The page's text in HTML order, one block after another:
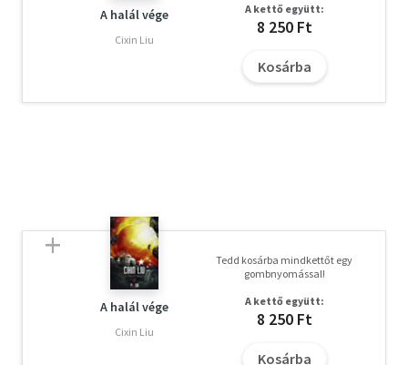
A halál vége
Cixin Liu
A kettő együtt:
8 250 Ft
Kosárba
A halál vége
Cixin Liu
Tedd kosárba mindkettőt egy
gombnyomással!
A kettő együtt:
8 250 Ft
Kosárba